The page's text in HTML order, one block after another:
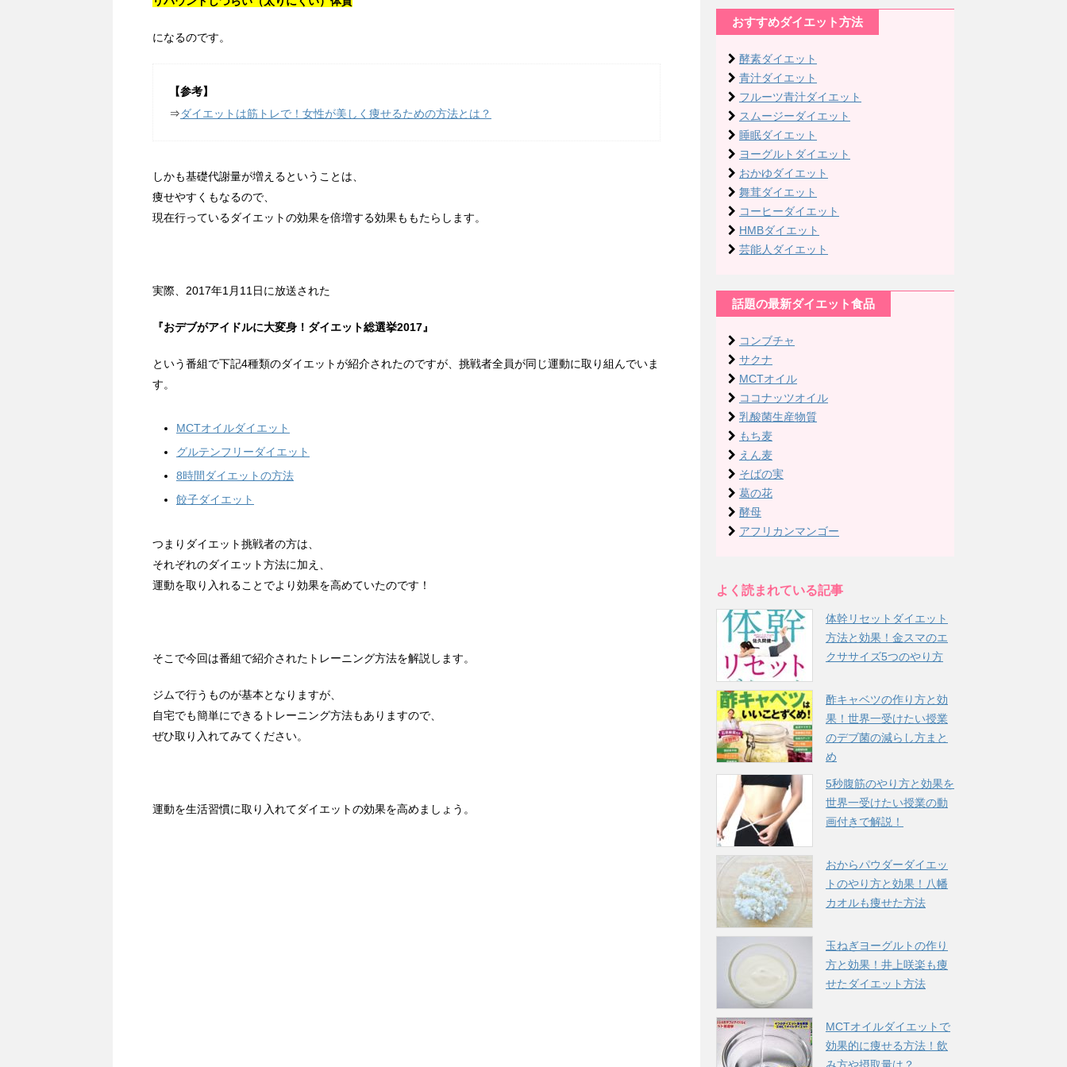
になるのです。
【参考】
⇒ダイエットは筋トレで！女性が美しく痩せるための方法とは？
しかも基礎代謝量が増えるということは、
痩せやすくもなるので、
現在行っているダイエットの効果を倍増する効果ももたらします。
実際、2017年1月11日に放送された
『おデブがアイドルに大変身！ダイエット総選挙2017』
という番組で下記4種類のダイエットが紹介されたのですが、挑戦者全員が同じ運動に取り組んでいま
す。
MCTオイルダイエット
グルテンフリーダイエット
8時間ダイエットの方法
餃子ダイエット
つまりダイエット挑戦者の方は、
それぞれのダイエット方法に加え、
運動を取り入れることでより効果を高めていたのです！
そこで今回は番組で紹介されたトレーニング方法を解説します。
ジムで行うものが基本となりますが、
自宅でも簡単にできるトレーニング方法もありますので、
ぜひ取り入れてみてください。
運動を生活習慣に取り入れてダイエットの効果を高めましょう。
おすすめダイエット方法
酵素ダイエット
青汁ダイエット
フルーツ青汁ダイエット
スムージーダイエット
睡眠ダイエット
ヨーグルトダイエット
おかゆダイエット
舞茸ダイエット
コーヒーダイエット
HMBダイエット
芸能人ダイエット
話題の最新ダイエット食品
コンブチャ
サクナ
MCTオイル
ココナッツオイル
乳酸菌生産物質
もち麦
えん麦
そばの実
葛の花
酵母
アフリカンマンゴー
よく読まれている記事
体幹リセットダイエット
方法と効果！金スマのエ
クササイズ5つのやり方
酢キャベツの作り方と効
果！世界一受けたい授業
のデブ菌の減らし方まと
め
5秒腹筋のやり方と効果を
世界一受けたい授業の動
画付きで解説！
おからパウダーダイエッ
トのやり方と効果！八幡
カオルも痩せた方法
玉ねぎヨーグルトの作り
方と効果！井上咲楽も痩
せたダイエット方法
MCTオイルダイエットで
効果的に痩せる方法！飲